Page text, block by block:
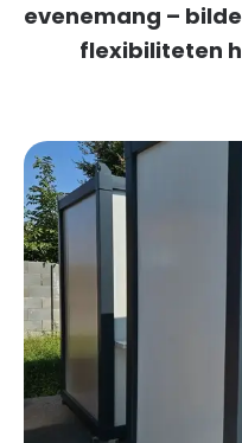
evenemang –
flexibiliteten